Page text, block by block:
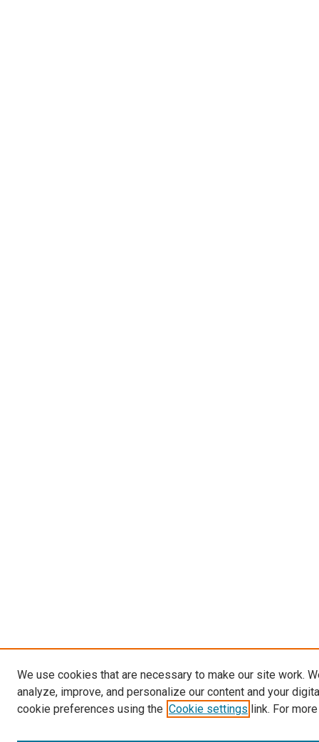
We use cookies that are necessary to make our site work.
analyze, improve, and personalize our content and your
cookie preferences using the Cookie settings link. For